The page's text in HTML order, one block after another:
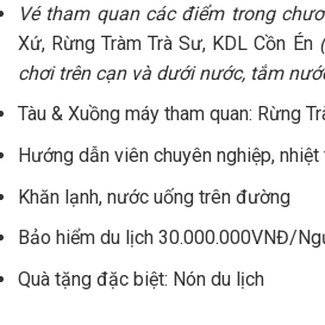
Vé tham quan các điểm trong
Xứ, Rừng Tràm Trà Sư, KDL Cồn Én
chơi trên cạn và dưới nước, tắm
Tàu & Xuồng máy tham quan: Rừng
Hướng dẫn viên chuyên nghiệp, nhiệt
Khăn lạnh, nước uống trên đường
Bảo hiểm du lịch 30.000.000VNĐ/
Quà tặng đặc biệt: Nón du lịch